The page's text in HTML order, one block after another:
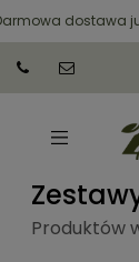
dostawa już
Produktów